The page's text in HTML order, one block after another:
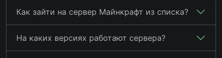
Как зайти на сервер Майнкрафт из списка?
На каких версиях работают сервера?